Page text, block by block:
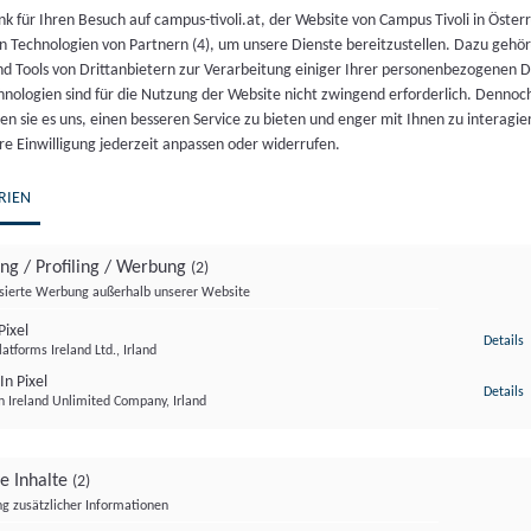
Nicht vorrätig
Artikelnummer:17827Kategorie:Veranstaltung
Abg.z.NR Mag. Dr. Juliane Bogner-Strauß
laden
unterschiedlichsten Bereichen leisten tagtäglich
für Ihren Besuch auf campus-tivoli.at, der Website von Campus Tivoli in
Technologien von Partnern (4), um unsere Dienste bereitzustellen. Dazu
Tools von Drittanbietern zur Verarbeitung einiger Ihrer personenbezogenen
sind für die Nutzung der Website nicht zwingend erforderlich.
sie es uns, einen besseren Service zu bieten und enger mit Ihnen zu
Einwilligung jederzeit anpassen oder widerrufen.
/ Profiling / Werbung (2)
Werbung außerhalb unserer Website
Ireland Ltd., Irland
Details
Pixel
Ireland Unlimited Company, Irland
Details
Inhalte (2)
zusätzlicher Informationen